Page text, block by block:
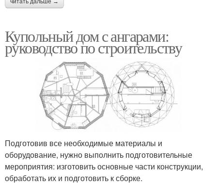
читать дальше →
Купольный дом с ангарами:
руководство по строительству
Подготовив все необходимые материалы и
оборудование, нужно выполнить подготовительные
мероприятия: изготовить основные части конструкции,
обработать их и подготовить к сборке.